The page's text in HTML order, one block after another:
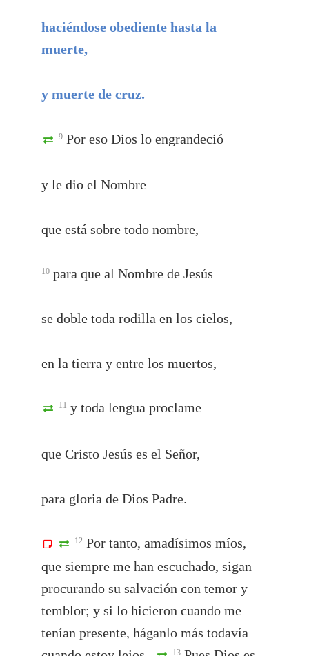
haciéndose obediente hasta la
muerte,
y muerte de cruz.
9 Por eso Dios lo engrandeció
y le dio el Nombre
que está sobre todo nombre,
10 para que al Nombre de Jesús
se doble toda rodilla en los cielos,
en la tierra y entre los muertos,
11 y toda lengua proclame
que Cristo Jesús es el Señor,
para gloria de Dios Padre.
12 Por tanto, amadísimos míos,
que siempre me han escuchado, sigan
procurando su salvación con temor y
temblor; y si lo hicieron cuando me
tenían presente, háganlo más todavía
13